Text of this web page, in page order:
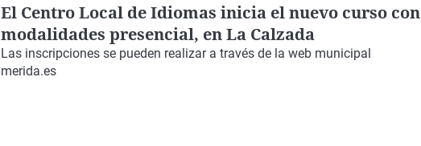
El Centro Local de Idiomas inicia el nuevo curso con
modalidades presencial, en La Calzada
Las inscripciones se pueden realizar a través de la web municipal
merida.es